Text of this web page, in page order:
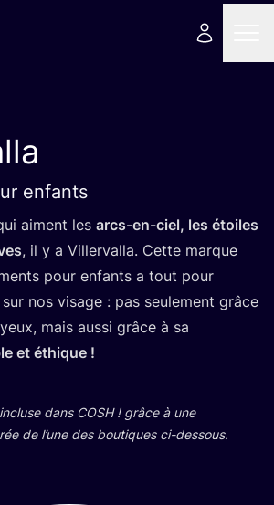
enfants
aiment les arcs-en-ciel, les étoiles
, il y a Vil­ler­val­la. Cette marque
pour enfants a tout pour
nos visage : pas seule­ment grâce
mais aus­si grâce à sa
et éthique !
dans COSH! grâce à une
de l’une des bou­tiques ci-dessous.